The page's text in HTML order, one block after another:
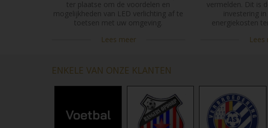
ter plaatse om de voordelen en
mogelijkheden van LED verlichting af te
toetsen met uw omgeving.
Lees meer
vermelden. Dit is
investering
energiekosten
Lees
ENKELE VAN ONZE KLANTEN